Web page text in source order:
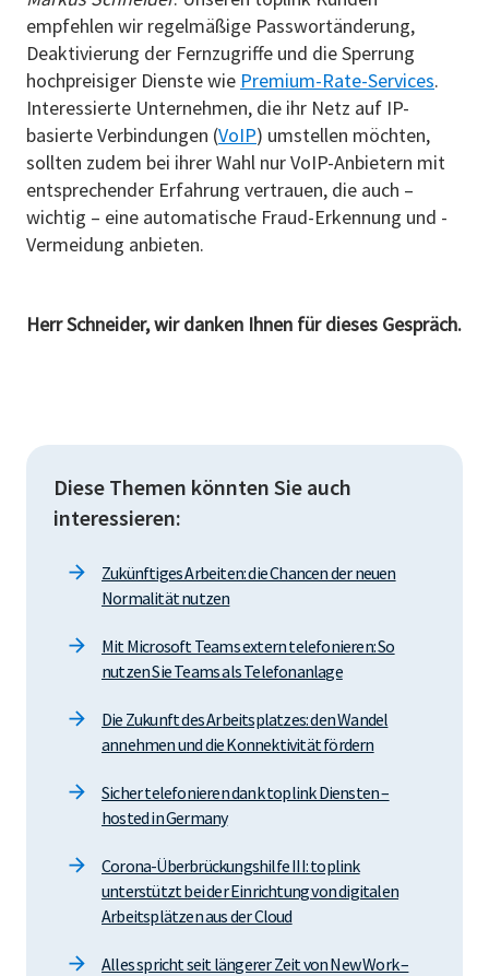
empfehlen wir regelmäßige Passwortänderung,
Deaktivierung der Fernzugriffe und die Sperrung
hochpreisiger Dienste wie Premium-Rate-Services.
Interessierte Unternehmen, die ihr Netz auf IP-
basierte Verbindungen (VoIP) umstellen möchten,
sollten zudem bei ihrer Wahl nur VoIP-Anbietern mit
entsprechender Erfahrung vertrauen, die auch –
wichtig – eine automatische Fraud-Erkennung und -
Vermeidung anbieten.
Herr Schneider, wir danken Ihnen für dieses Gespräch.
Diese Themen könnten Sie auch
interessieren:
Zukünftiges Arbeiten: die Chancen der neuen
Normalität nutzen
Mit Microsoft Teams extern telefonieren: So
nutzen Sie Teams als Telefonanlage
Die Zukunft des Arbeitsplatzes: den Wandel
annehmen und die Konnektivität fördern
Sicher telefonieren dank toplink Diensten –
hosted in Germany
Corona-Überbrückungshilfe III: toplink
unterstützt bei der Einrichtung von digitalen
Arbeitsplätzen aus der Cloud
Alles spricht seit längerer Zeit von New Work –